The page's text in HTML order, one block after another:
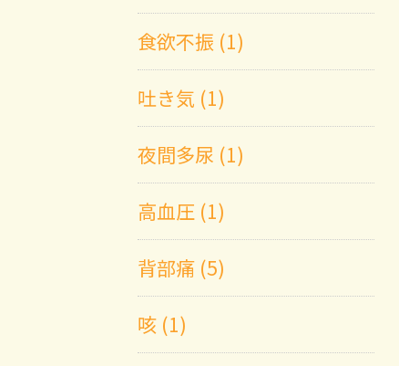
食欲不振 (1)
吐き気 (1)
夜間多尿 (1)
高血圧 (1)
背部痛 (5)
咳 (1)